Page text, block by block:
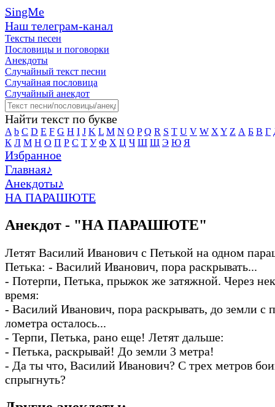
SingMe
Наш телеграм-канал
Тексты песен
Пословицы и поговорки
Анекдоты
Случайный текст песни
Случайная пословица
Случайный анекдот
Найти текст по букве
A b C D E F G H I J K L M N O P Q R S T U V W X Y Z А Б В Г
К Л М Н О П Р С Т У Ф Х Ц Ч Ш Щ Э Ю Я
Избранное
Главная♪
Анекдоты♪
НА ПАРАШЮТЕ
Анекдот - "НА ПАРАШЮТЕ"
Летят Василий Иванович с Петькой на одном
Петька: - Василий Иванович, пора раскрывать...
- Потерпи, Петька, прыжок же затяжной. Через
время:
- Василий Иванович, пора раскрывать, до земли с
лометра осталось...
- Терпи, Петька, рано еще! Летят дальше:
- Петька, раскрывай! До земли 3 метра!
- Да ты что, Василий Иванович? С трех метров
спрыгнуть?